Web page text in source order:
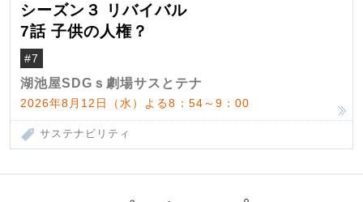
シーズン３ リバイバル
7話 子供の人権？
#7
湖池屋SDGｓ劇場サスとテナ
2026年8月12日（水）よる8：54～9：00
サステナビリティ